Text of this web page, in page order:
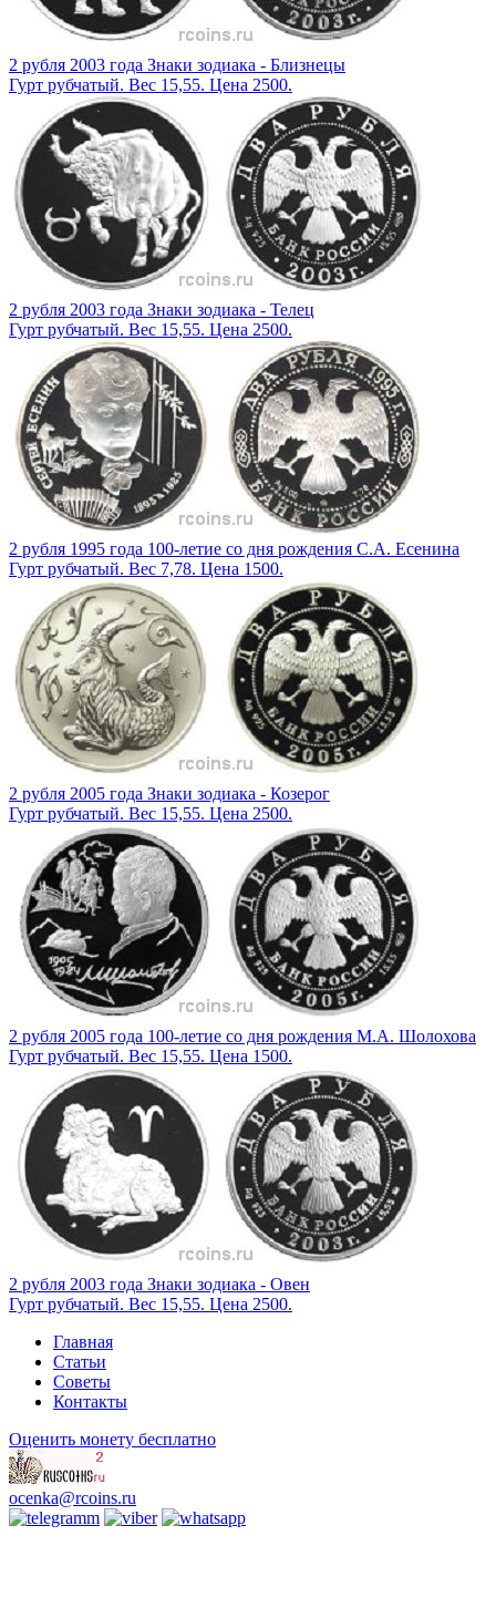
2 рубля 2003 года Знаки зодиака - Близнецы
Гурт рубчатый. Вес 15,55. Цена 2500.
2 рубля 2003 года Знаки зодиака - Телец
Гурт рубчатый. Вес 15,55. Цена 2500.
2 рубля 1995 года 100-летие со дня рождения С.А. Есенина
Гурт рубчатый. Вес 7,78. Цена 1500.
2 рубля 2005 года Знаки зодиака - Козерог
Гурт рубчатый. Вес 15,55. Цена 2500.
2 рубля 2005 года 100-летие со дня рождения М.А. Шолохова
Гурт рубчатый. Вес 15,55. Цена 1500.
2 рубля 2003 года Знаки зодиака - Овен
Гурт рубчатый. Вес 15,55. Цена 2500.
Главная
Статьи
Советы
Контакты
Оценить монету бесплатно
ocenka@rcoins.ru